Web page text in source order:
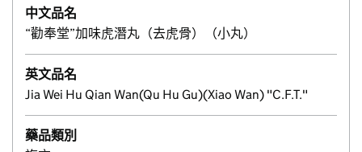
中文品名
“勸奉堂”加味虎潛丸（去虎骨）（小丸）
英文品名
Jia Wei Hu Qian Wan(Qu Hu Gu)(Xiao Wan) "C.F.T."
藥品類別